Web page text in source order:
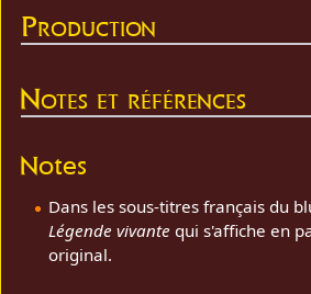
Production
Notes et références
Notes
Dans les sous-titres français du
Légende vivante qui s'affiche en
original.